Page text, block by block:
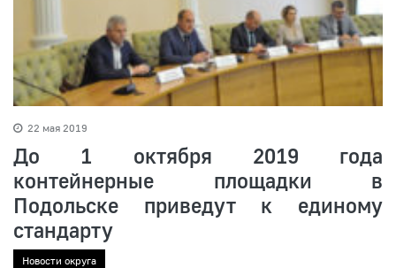
22 мая 2019
До 1 октября 2019 года
контейнерные площадки в
Подольске приведут к единому
стандарту
Новости округа